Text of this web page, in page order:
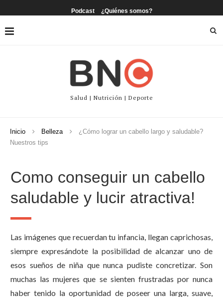
Podcast ¿Quiénes somos?
Salud | Nutrición | Deporte
Inicio Belleza
¿Cómo lograr un cabello largo y saludable?
Nuestros tips
Como conseguir un cabello
saludable y lucir atractiva!
Las imágenes que recuerdan tu infancia, llegan caprichosas,
siempre expresándote la posibilidad de alcanzar uno de
esos sueños de niña que nunca pudiste concretizar. Son
muchas las mujeres que se sienten frustradas por nunca
haber tenido la oportunidad de poseer una larga, suave,